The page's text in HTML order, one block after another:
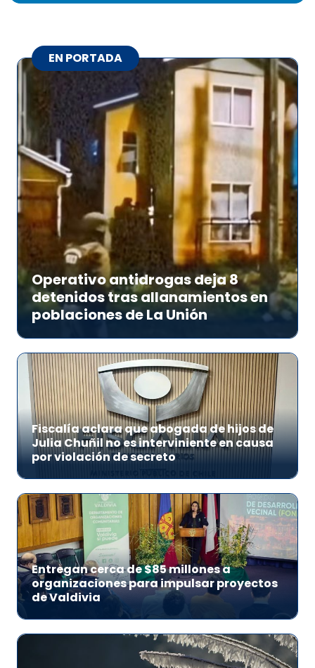
EN PORTADA
Operativo antidrogas deja 8
detenidos tras allanamientos en
poblaciones de La Unión
Fiscalía aclara que abogada de hijos de
Julia Chuñil no es interviniente en causa
por violación de secreto
Entregan cerca de $85 millones a
organizaciones para impulsar proyectos
de Valdivia